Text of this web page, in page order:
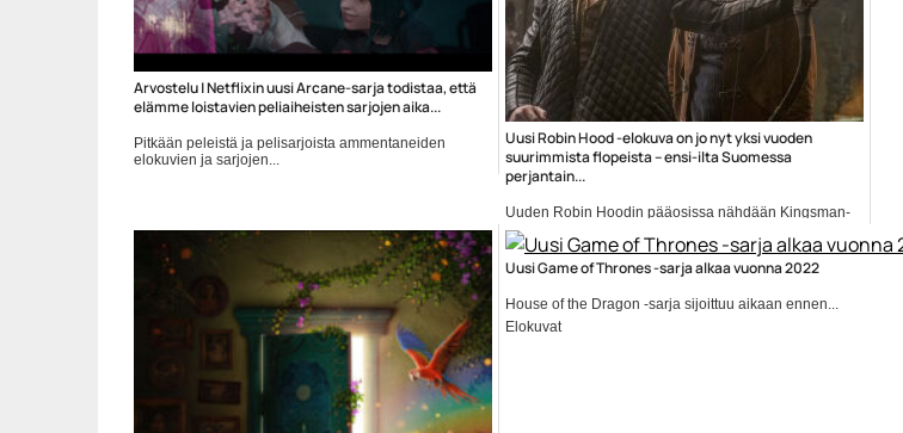
Arvostelu | Netflixin uusi Arcane-sarja todistaa, että
elämme loistavien peliaiheisten sarjojen aika...
Pitkään peleistä ja pelisarjoista ammentaneiden
elokuvien ja sarjojen...
Uusi Robin Hood -elokuva on jo nyt yksi vuoden
suurimmista flopeista – ensi-ilta Suomessa
perjantain...
Uuden Robin Hoodin pääosissa nähdään Kingsman-
tähti Taron Egerton...
Elokuvat
Uusi Game of Thrones -sarja alkaa vuonna 2022
House of the Dragon -sarja sijoittuu aikaan ennen...
Elokuvat